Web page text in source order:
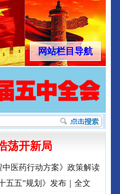
网站栏目导航
荡开新局
中医药行动方案》政策解读
五五”规划》发布｜全文